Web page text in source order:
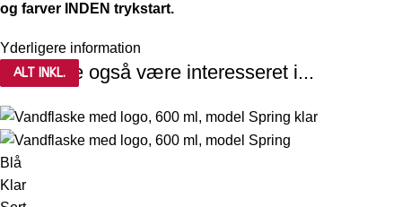
og farver INDEN trykstart.
Yderligere information
Du kunne også være interesseret i...
ALT INKL.
Blå
Klar
ALT INKL.
ALT INKL.